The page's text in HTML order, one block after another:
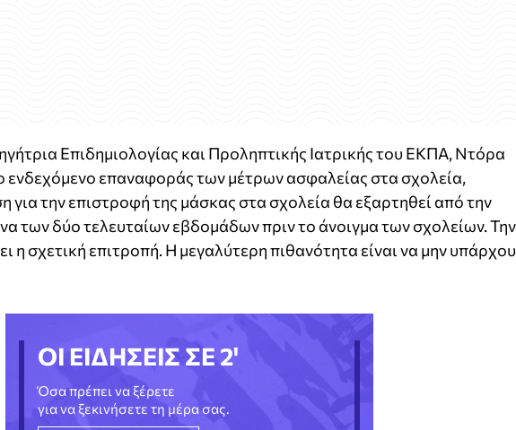
Επιδημιολογίας και Προληπτικής Ιατρικής του ΕΚΠΑ, Ντόρα
ενδεχόμενο επαναφοράς των μέτρων ασφαλείας στα σχολεία,
την επιστροφή της μάσκας στα σχολεία θα εξαρτηθεί από την
των δύο τελευταίων εβδομάδων πριν το άνοιγμα των σχολείων. Την
η σχετική επιτροπή. Η μεγαλύτερη πιθανότητα είναι να μην
ΟΙ ΕΙΔΗΣΕΙΣ ΣΕ 2'
Όσα πρέπει να ξέρετε
για να ξεκινήσετε τη μέρα σας.